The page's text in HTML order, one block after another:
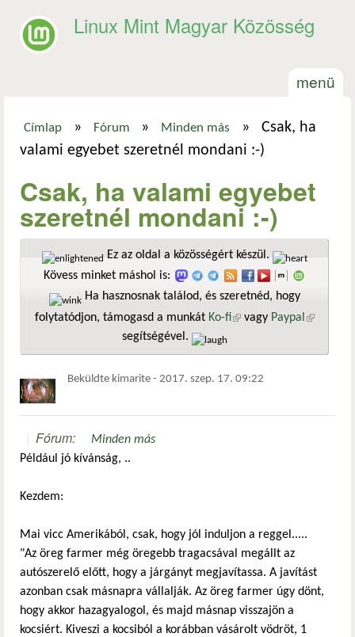
Linux Mint Magyar Közösség
menü
Jelenlegi hely
Címlap » Fórum » Minden más »
Csak, ha
valami egyebet szeretnél mondani :-)
Csak, ha valami egyebet
szeretnél mondani :-)
Ez az oldal a közösségért készül.
Kövess minket máshol is:
Ha hasznosnak találod, és szeretnéd, hogy
folytatódjon, támogasd a munkát Ko-fi(külső hivatkozás)
vagy Paypal
segítségével.
Beküldte kimarite - 2017. szep. 17. 09:22
Fórum:
Minden más
Például jó kívánság, ..
Kezdem:
Mai vicc Amerikából, csak, hogy jól induljon a reggel.....
"Az öreg farmer még öregebb tragacsával megállt az
autószerelő előtt, hogy a járgányt megjavítassa. A javítást
azonban csak másnapra vállalják. Az öreg farmer úgy dönt,
hogy akkor hazagyalogol, és majd másnap visszajön a
kocsiért. Kiveszi a kocsiból a korábban vásárolt vödröt, 1